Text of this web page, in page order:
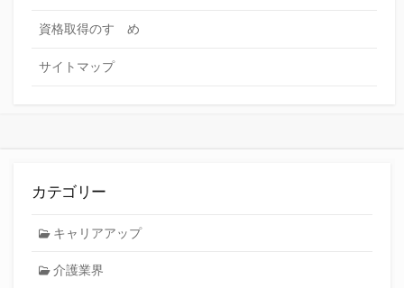
資格取得のすゝめ
サイトマップ
カテゴリー
キャリアアップ
介護業界